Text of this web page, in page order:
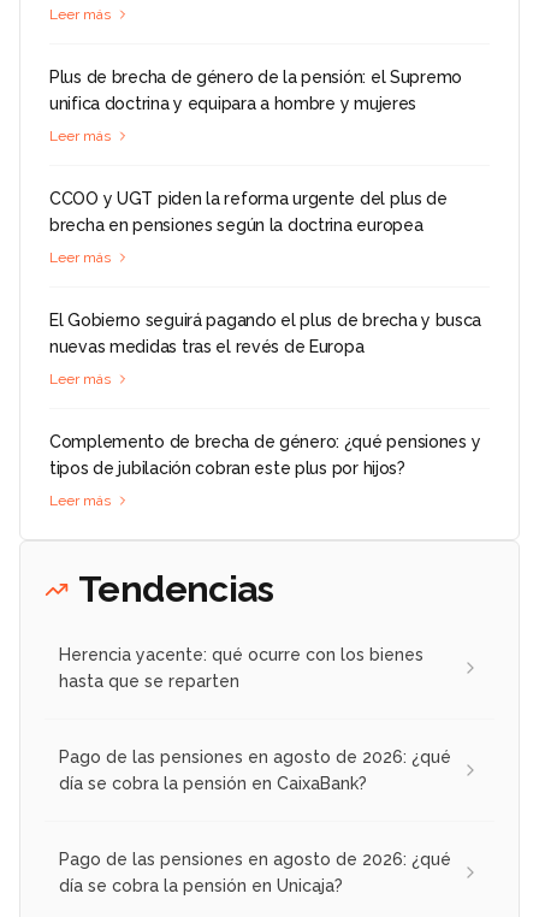
Leer más
Plus de brecha de género de la pensión: el Supremo
unifica doctrina y equipara a hombre y mujeres
Leer más
CCOO y UGT piden la reforma urgente del plus de
brecha en pensiones según la doctrina europea
Leer más
El Gobierno seguirá pagando el plus de brecha y busca
nuevas medidas tras el revés de Europa
Leer más
Complemento de brecha de género: ¿qué pensiones y
tipos de jubilación cobran este plus por hijos?
Leer más
Tendencias
Herencia yacente: qué ocurre con los bienes
hasta que se reparten
Pago de las pensiones en agosto de 2026: ¿qué
día se cobra la pensión en CaixaBank?
Pago de las pensiones en agosto de 2026: ¿qué
día se cobra la pensión en Unicaja?